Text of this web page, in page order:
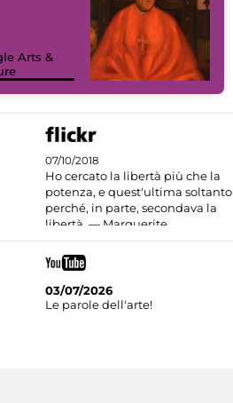
Arts &
07/10/2018
Ho cercato la libertà più che la
potenza, e quest'ultima soltanto
perché, in parte, secondava la
libertà. — Marguerite
03/07/2026
Le parole dell'arte!